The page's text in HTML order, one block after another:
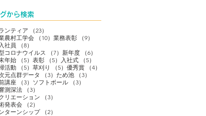
から検索
ンティア （23）
農村工学会
（10） 10件の記事
業務表彰 （9）
社員
（8）
コロナウイルス
（7） 7件の記事
新年度 （6）
年始
（5） 5件の記事
表彰 （5） 5件の記事
入社式 （5）
活動
（5） 5件の記事
草刈り （5） 5件の記事
優秀賞 （4）
元点群データ
（3） 3件の記事
ため池 （3）
講座
（3） 3件の記事
ソフトボール （3）
測深法
（3）
リエーション
（3）
発表会
（2）
ターンシップ
（2）